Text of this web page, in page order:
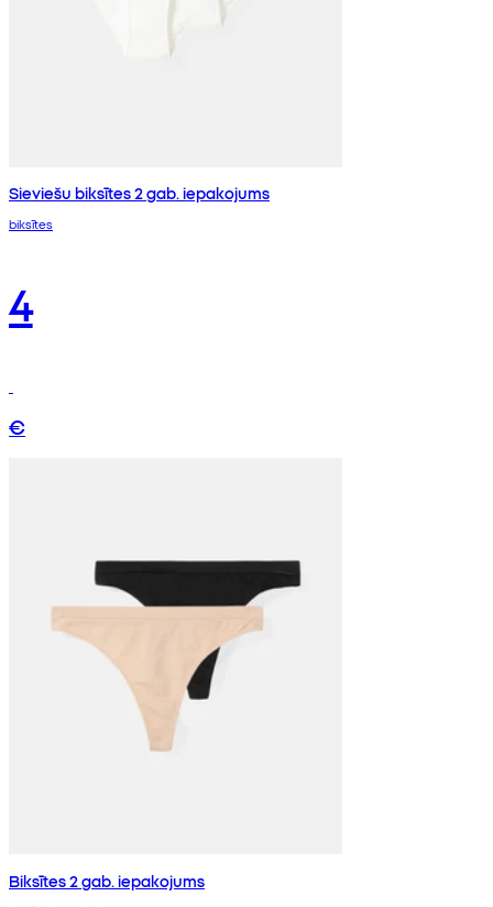
Sieviešu biksītes 2 gab. iepakojums
biksītes
4
€
Biksītes 2 gab. iepakojums